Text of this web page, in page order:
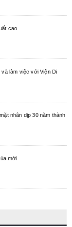
cao
làm việc với Viện Di
nhân dịp 30 năm thành
mới